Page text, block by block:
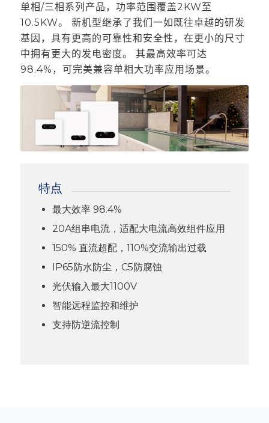
单相/三相系列产品，功率范围覆盖2KW至
10.5KW。
新机型继承了我们一如既往卓越的研发
基因，具有更高的可靠性和安全性，在更小的尺寸
中拥有更大的发电密度。
其最高效率可达
98.4%，可完美兼容单相大功率应用场景。
特点
最大效率 98.4%
20A组串电流，适配大电流高效组件应用
150% 直流超配，110%交流输出过载
IP65防水防尘，C5防腐蚀
光伏输入最大1100V
智能远程监控和维护
支持防逆流控制